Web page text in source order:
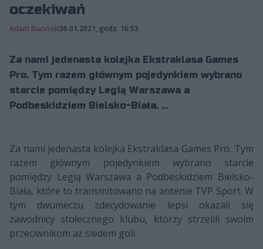
oczekiwań
Adam Buciński30.01.2021, godz. 16:53
Za nami jedenasta kolejka Ekstraklasa Games
Pro. Tym razem głównym pojedynkiem wybrano
starcie pomiędzy Legią Warszawa a
Podbeskidziem Bielsko-Biała, ...
Za nami jedenasta kolejka Ekstraklasa Games Pro. Tym
razem głównym pojedynkiem wybrano starcie
pomiędzy Legią Warszawa a Podbeskidziem Bielsko-
Biała, które to transmitowano na antenie TVP Sport. W
tym dwumeczu zdecydowanie lepsi okazali się
zawodnicy stołecznego klubu, którzy strzelili swoim
przeciwnikom aż siedem goli.